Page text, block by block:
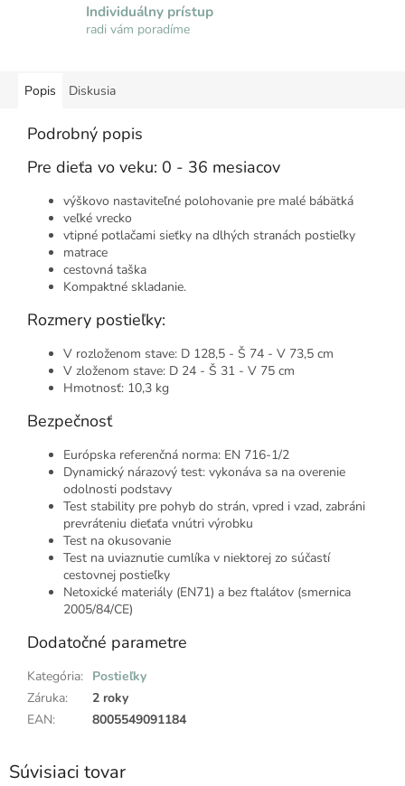
Individuálny prístup
radi vám poradíme
Popis Diskusia
Podrobný popis
Pre dieťa vo veku: 0 - 36 mesiacov
výškovo nastaviteľné polohovanie pre malé bábätká
veľké vrecko
vtipné potlačami sieťky na dlhých stranách postieľky
matrace
cestovná taška
Kompaktné skladanie.
Rozmery postieľky:
V rozloženom stave: D 128,5 - Š 74 - V 73,5 cm
V zloženom stave: D 24 - Š 31 - V 75 cm
Hmotnosť: 10,3 kg
Bezpečnosť
Európska referenčná norma: EN 716-1/2
Dynamický nárazový test: vykonáva sa na overenie
odolnosti podstavy
Test stability pre pohyb do strán, vpred i vzad, zabráni
prevráteniu dieťaťa vnútri výrobku
Test na okusovanie
Test na uviaznutie cumlíka v niektorej zo súčastí
cestovnej postieľky
Netoxické materiály (EN71) a bez ftalátov (smernica
2005/84/CE)
Dodatočné parametre
Kategória: Postieľky
Záruka:
2 roky
EAN: 8005549091184
Súvisiaci tovar